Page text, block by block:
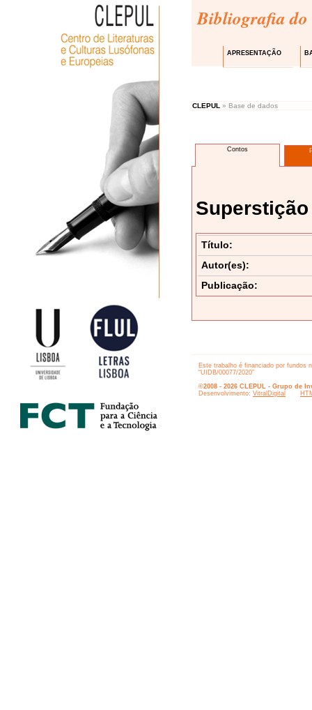
Bibliografia do
APRESENTAÇÃO
CLEPUL » Base de dados
Contos
Título:
Autor(es):
Publicação:
Este trabalho é financiado por fundos
“UIDB/00077/2020”
©2008 - 2026 CLEPUL - Grupo de
Desenvolvimento: VitralDigital